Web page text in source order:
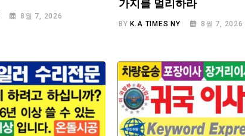
8월 7, 2026
가지를 멀리하라
BYK.A TIMES NY 8월 7, 2026